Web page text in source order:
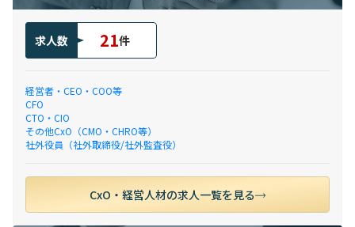
求人数 21件
経営者・CEO・COO等
CFO
CTO・CIO
その他CxO（CMO・CHRO等）
社外役員（社外取締役/社外監査役）
CxO・経営人材の求人一覧を見る